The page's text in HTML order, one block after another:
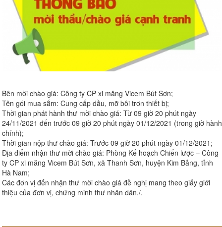
Bên mời chào giá: Công ty CP xi măng Vicem Bút Sơn;
Tên gói mua sắm: Cung cấp dầu, mỡ bôi trơn thiết bị;
Thời gian phát hành thư mời chào giá: Từ 09 giờ 20 phút ngày
24/11/2021 đến trước 09 giờ 20 phút ngày 01/12/2021 (trong giờ hành
chính);
Thời gian nộp thư chào giá: Trước 09 giờ 20 phút ngày 01/12/2021;
Địa điểm nhận thư mời chào giá: Phòng Kế hoạch Chiến lược – Công
ty CP xi măng Vicem Bút Sơn, xã Thanh Sơn, huyện Kim Bảng, tỉnh
Hà Nam;
Các đơn vị đến nhận thư mời chào giá đề nghị mang theo giấy giới
thiệu của đơn vị, chứng minh thư nhân dân./.